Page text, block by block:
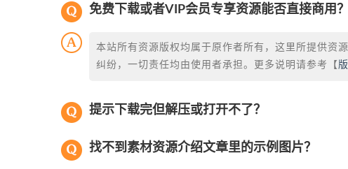
免费下载或者VIP会员专享资源能否直接商用？
本站所有资源版权均属于原作者所有，这里所提供资
纠纷，一切责任均由使用者承担。更多说明请参考【
提示下载完但解压或打开不了？
找不到素材资源介绍文章里的示例图片？